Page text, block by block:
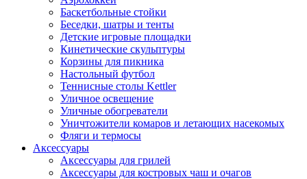
Баскетбольные стойки
Беседки, шатры и тенты
Детские игровые площадки
Кинетические скульптуры
Корзины для пикника
Настольный футбол
Теннисные столы Kettler
Уличное освещение
Уличные обогреватели
Уничтожители комаров и летающих насекомых
Фляги и термосы
Аксессуары
Аксессуары для грилей
Аксессуары для костровых чаш и очагов